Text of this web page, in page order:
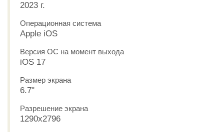
2023 г.
Операционная система
Apple iOS
Версия ОС на момент выхода
iOS 17
Размер экрана
6.7"
Разрешение экрана
1290x2796